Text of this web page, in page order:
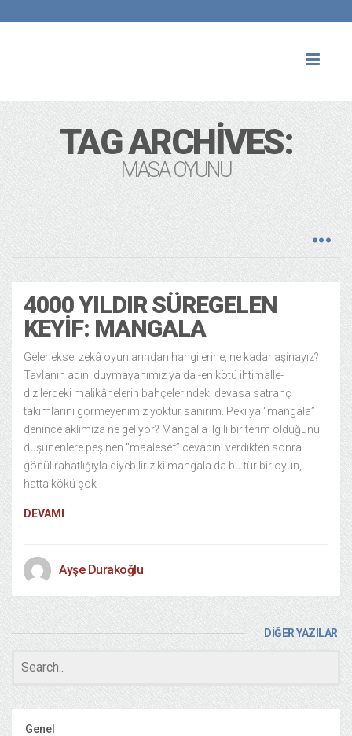
TAG ARCHIVES:
MASA OYUNU
4000 YILDIR SÜREGELEN
KEYIF: MANGALA
Geleneksel zekâ oyunlarından hangilerine, ne kadar aşinayız?
Tavlanın adını duymayanımız ya da -en kötü ihtimalle-
dizilerdeki malikânelerin bahçelerindeki devasa satranç
takımlarını görmeyenimiz yoktur sanırım. Peki ya “mangala”
denince aklımıza ne geliyor? Mangalla ilgili bir terim olduğunu
düşünenlere peşinen “maalesef” cevabını verdikten sonra
gönül rahatlığıyla diyebiliriz ki mangala da bu tür bir oyun,
hatta kökü çok
DEVAMI
Ayşe Durakoğlu
DİĞER YAZILAR
Genel